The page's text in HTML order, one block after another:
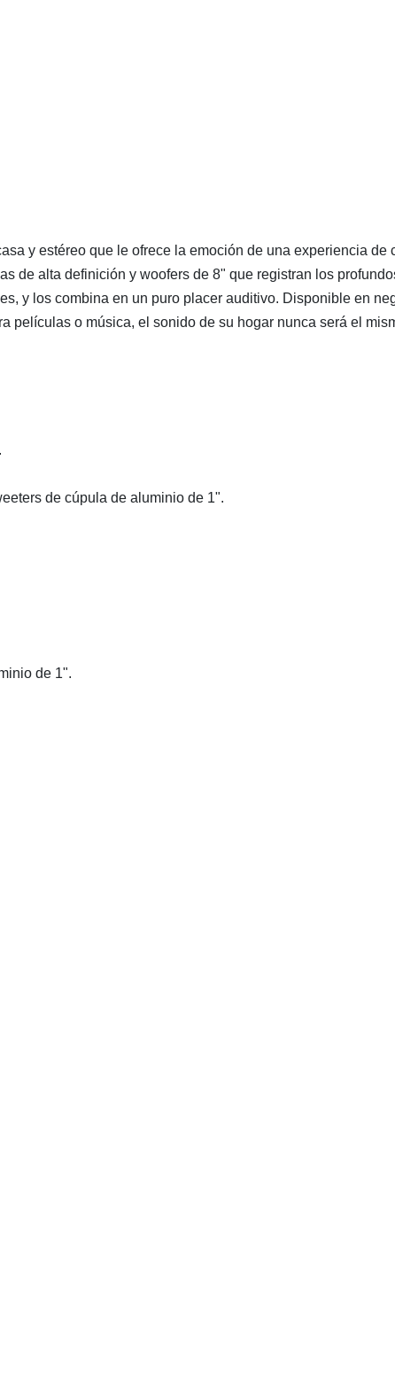
y estéreo que le ofrece la emoción de una experiencia
de alta definición y woofers de 8" que registran los
y los combina en un puro placer auditivo. Disponible en
películas o música, el sonido de su hogar nunca será el
de cúpula de aluminio de 1".
de 1".